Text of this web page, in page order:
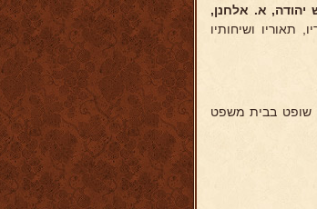
יהודה, א. אלחנן,
תאוריו ושיחותיו
שופט בבית משפט